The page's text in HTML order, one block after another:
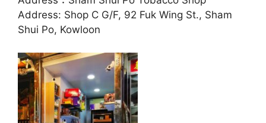
Address: Shop C G/F, 92 Fuk Wing St., Sham
Shui Po, Kowloon